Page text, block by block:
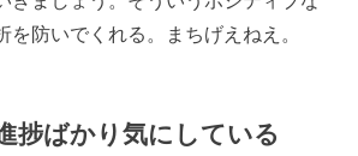
を防いでくれる。まちげえねえ。
捗ばかり気にしている